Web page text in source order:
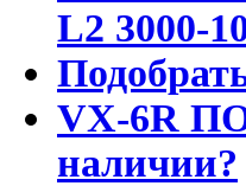
L2 3000-
VX-6R
наличии?